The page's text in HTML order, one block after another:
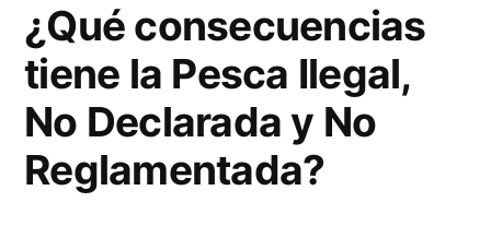
¿Qué consecuencias
tiene la Pesca Ilegal,
No Declarada y No
Reglamentada?